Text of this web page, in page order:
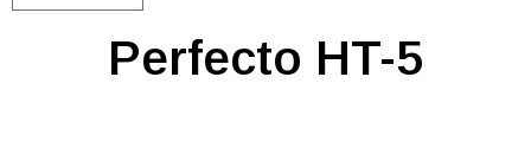
Perfecto HT-5